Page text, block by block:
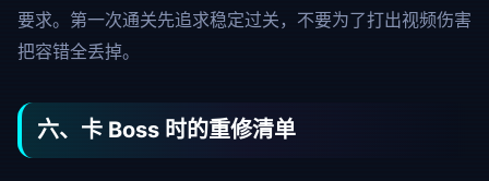
要求。第一次通关先追求稳定过关，不要为了打出视频伤害
把容错全丢掉。
六、卡 Boss 时的重修清单